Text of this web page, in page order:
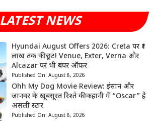
LATEST NEWS
Hyundai August Offers 2026: Creta पर ₹1
लाख तक की छूट! Venue, Exter, Verna और
Alcazar पर भी बंपर ऑफर
Published On: August 8, 2026
Ohh My Dog Movie Review: इंसान और
जानवर के खूबसूरत रिश्ते की कहानी में “Oscar” है
असली स्टार
Published On: August 8, 2026